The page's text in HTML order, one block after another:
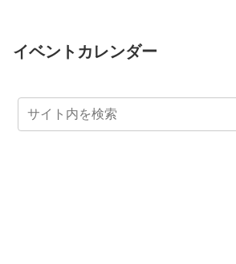
イベントカレンダー